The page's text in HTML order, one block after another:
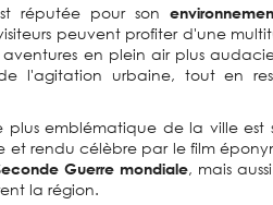
réputée pour son
peuvent profiter d'une
en plein air plus
de l'agitation urbaine, tout en
plus emblématique de la ville est
et rendu célèbre par le film
Guerre mondiale, mais
la région.